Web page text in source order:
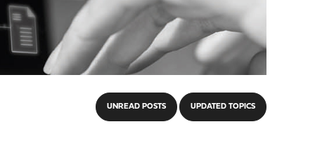
UNREAD POSTS UPDATED TOPICS